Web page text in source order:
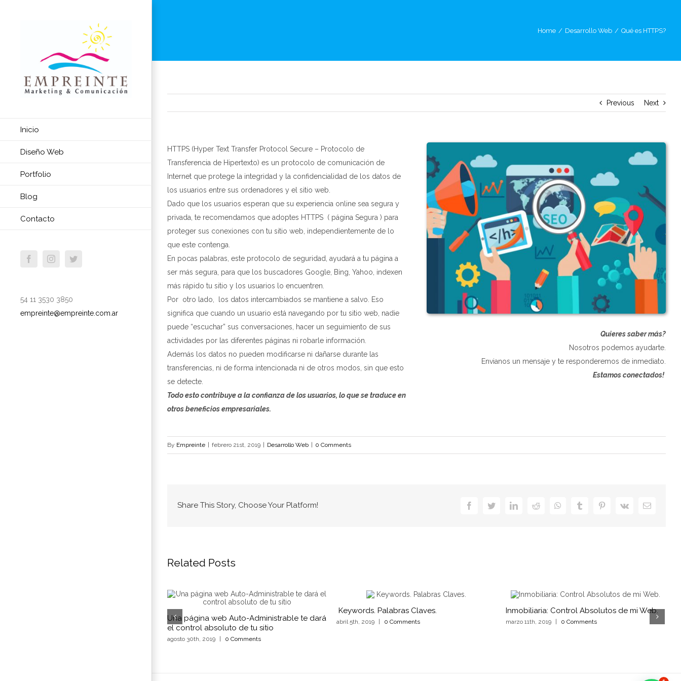
Inicio
Diseño Web
Portfolio
Blog
Contacto
facebookinstagram
54 11 3530 3850
empreinte@empreinte.com.ar
Home / Desarrollo Web / Qué es HTTPS?
Previous Next
HTTPS (Hyper Text Transfer Protocol Secure – Protocolo de
Transferencia de Hipertexto) es un protocolo de comunicación de
Internet que protege la integridad y la confidencialidad de los datos de
los usuarios entre sus ordenadores y el sitio web.
Dado que los usuarios esperan que su experiencia online sea segura y
privada, te recomendamos que adoptes HTTPS ( página Segura ) para
proteger sus conexiones con tu sitio web, independientemente de lo
que este contenga.
En pocas palabras, este protocolo de seguridad, ayudará a tu página a
ser más segura, para que los buscadores Google, Bing, Yahoo, indexen
más rápido tu sitio y los usuarios lo encuentren.
Por otro lado, los datos intercambiados se mantiene a salvo. Eso
significa que cuando un usuario está navegando por tu sitio web, nadie
puede “escuchar” sus conversaciones, hacer un seguimiento de sus
actividades por las diferentes páginas ni robarle información.
Además los datos no pueden modificarse ni dañarse durante las
transferencias, ni de forma intencionada ni de otros modos, sin que esto
se detecte.
Todo esto contribuye a la confianza de los usuarios, lo que se traduce en
otros beneficios empresariales.
Quieres saber más?
Nosotros podemos ayudarte.
Envianos un mensaje y te responderemos de inmediato.
Estamos conectados!
By Empreinte febrero 21st, 2019 Desarrollo Web 0 Comments
Share This Story, Choose Your Platform! facebooktwitter linkedinreddit whatsapptumblr pinterestvk Email
Related Posts
Una página web Auto-Administrable te dará
el control absoluto de tu sitio
agosto 30th, 2019 0 Comments
Keywords. Palabras Claves.
abril 5th, 2019 0 Comments
Inmobiliaria: Control Absolutos de mi Web.
marzo 11th, 2019 0 Comments